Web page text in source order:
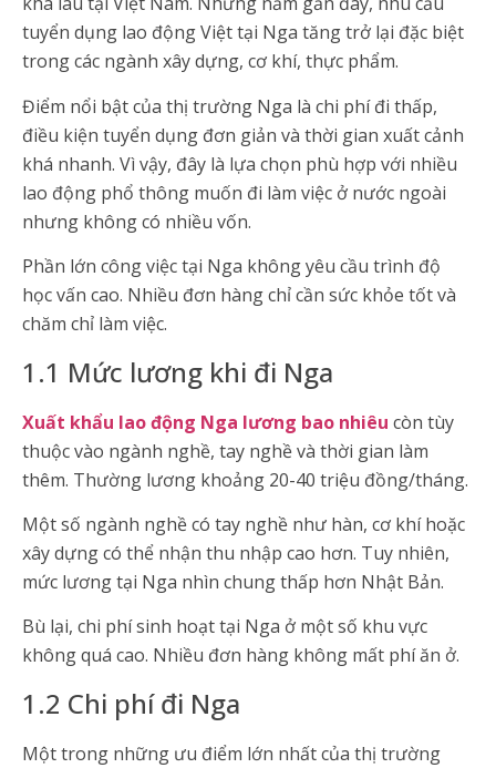
tuyển dụng lao động Việt tại Nga tăng trở lại đặc biệt
trong các ngành xây dựng, cơ khí, thực phẩm.
Điểm nổi bật của thị trường Nga là chi phí đi thấp,
điều kiện tuyển dụng đơn giản và thời gian xuất cảnh
khá nhanh. Vì vậy, đây là lựa chọn phù hợp với nhiều
lao động phổ thông muốn đi làm việc ở nước ngoài
nhưng không có nhiều vốn.
Phần lớn công việc tại Nga không yêu cầu trình độ
học vấn cao. Nhiều đơn hàng chỉ cần sức khỏe tốt và
chăm chỉ làm việc.
1.1 Mức lương khi đi Nga
Xuất khẩu lao động Nga lương bao nhiêu còn tùy
thuộc vào ngành nghề, tay nghề và thời gian làm
thêm. Thường lương khoảng 20-40 triệu đồng/tháng.
Một số ngành nghề có tay nghề như hàn, cơ khí hoặc
xây dựng có thể nhận thu nhập cao hơn. Tuy nhiên,
mức lương tại Nga nhìn chung thấp hơn Nhật Bản.
Bù lại, chi phí sinh hoạt tại Nga ở một số khu vực
không quá cao. Nhiều đơn hàng không mất phí ăn ở.
1.2 Chi phí đi Nga
Một trong những ưu điểm lớn nhất của thị trường